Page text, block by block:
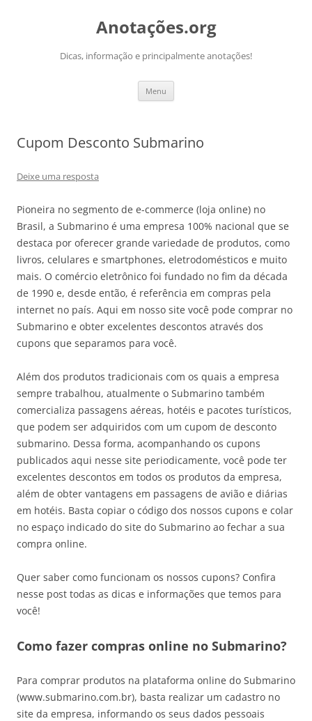
Anotações.org
Dicas, informação e principalmente anotações!
Menu
Cupom Desconto Submarino
Deixe uma resposta
Pioneira no segmento de e-commerce (loja online) no
Brasil, a Submarino é uma empresa 100% nacional que se
destaca por oferecer grande variedade de produtos, como
livros, celulares e smartphones, eletrodomésticos e muito
mais. O comércio eletrônico foi fundado no fim da década
de 1990 e, desde então, é referência em compras pela
internet no país. Aqui em nosso site você pode comprar no
Submarino e obter excelentes descontos através dos
cupons que separamos para você.
Além dos produtos tradicionais com os quais a empresa
sempre trabalhou, atualmente o Submarino também
comercializa passagens aéreas, hotéis e pacotes turísticos,
que podem ser adquiridos com um cupom de desconto
submarino. Dessa forma, acompanhando os cupons
publicados aqui nesse site periodicamente, você pode ter
excelentes descontos em todos os produtos da empresa,
além de obter vantagens em passagens de avião e diárias
em hotéis. Basta copiar o código dos nossos cupons e colar
no espaço indicado do site do Submarino ao fechar a sua
compra online.
Quer saber como funcionam os nossos cupons? Confira
nesse post todas as dicas e informações que temos para
você!
Como fazer compras online no Submarino?
Para comprar produtos na plataforma online do Submarino
(www.submarino.com.br), basta realizar um cadastro no
site da empresa, informando os seus dados pessoais